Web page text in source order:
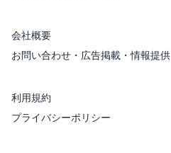
会社概要
お問い合わせ・広告掲載・情報提供
利用規約
プライバシーポリシー